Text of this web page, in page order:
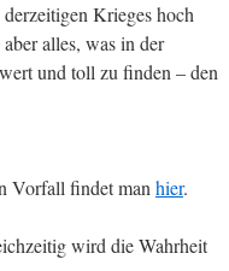
Krieges hoch
alles, was in der
und toll zu finden – den
Vorfall findet man hier.
wird die Wahrheit